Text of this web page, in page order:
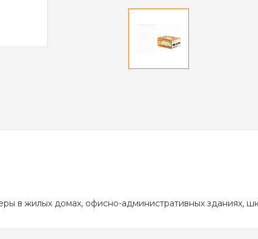
в жилых домах, офисно-административных зданиях,